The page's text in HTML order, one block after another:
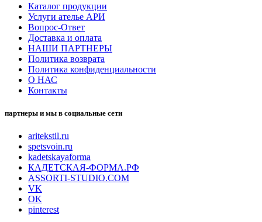
Каталог продукции
Услуги ателье АРИ
Вопрос-Ответ
Доставка и оплата
НАШИ ПАРТНЕРЫ
Политика возврата
Политика конфиденциальности
О НАС
Контакты
партнеры и мы в социальные сети
aritekstil.ru
spetsvoin.ru
kadetskayaforma
КАДЕТСКАЯ-ФОРМА.РФ
ASSORTI-STUDIO.COM
VK
OK
pinterest